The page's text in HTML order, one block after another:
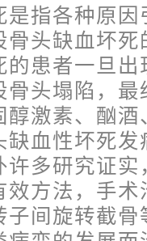
是指各种原
骨头缺血坏
的患者一旦
骨头塌陷，
醇激素、酗
缺血性坏死
许多研究证
效方法，手
子间旋转截